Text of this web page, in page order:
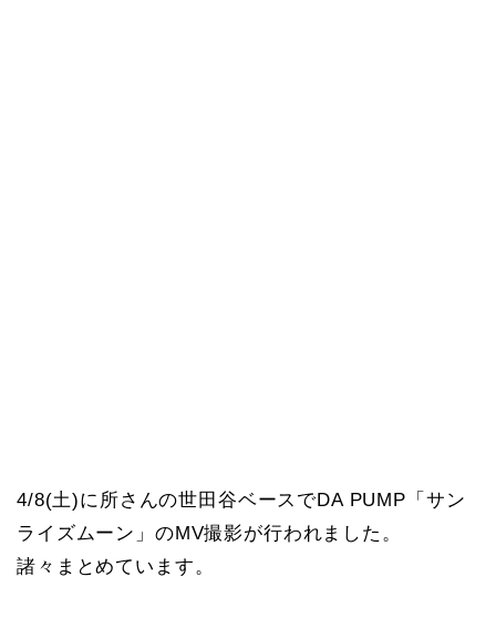
4/8(土)に所さんの世田谷ベースでDA PUMP「サン
ライズムーン」のMV撮影が行われました。
諸々まとめています。